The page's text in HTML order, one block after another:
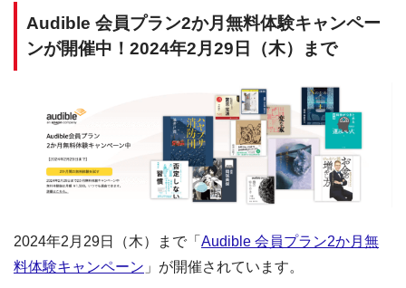
Audible 会員プラン2か月無料体験キャンペー
ンが開催中！2024年2月29日（木）まで
2024年2月29日（木）まで「 Audible 会員プラン2か月無
料体験キャンペーン 」が開催されています。